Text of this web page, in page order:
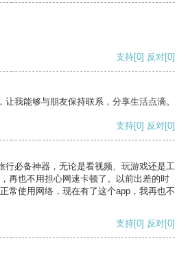
支持[0] 反对[0]
我能够与朋友保持联系，分享生活点滴。
支持[0] 反对[0]
行必备神器，无论是看视频、玩游戏还是工
再也不用担心网速卡顿了。以前出差的时
常使用网络，现在有了这个app，我再也不
支持[0] 反对[0]